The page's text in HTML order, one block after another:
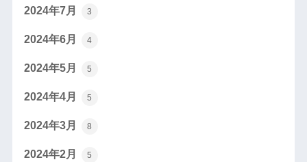
2024年7月 3
2024年6月 4
2024年5月 5
2024年4月 5
2024年3月 8
2024年2月 5